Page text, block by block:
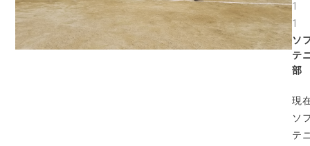
1
1
ソ
テ
部
現
ソ
テ